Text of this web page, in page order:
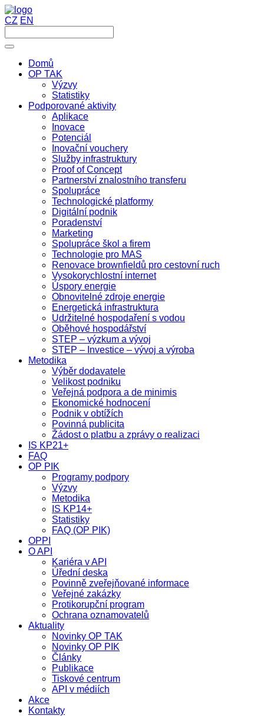
CZ EN
Domů
OP TAK
Výzvy
Statistiky
Podporované aktivity
Aplikace
Inovace
Potenciál
Inovační vouchery
Služby infrastruktury
Proof of Concept
Partnerství znalostního transferu
Spolupráce
Technologické platformy
Digitální podnik
Poradenství
Marketing
Spolupráce škol a firem
Technologie pro MAS
Renovace brownfieldů pro cestovní ruch
Vysokorychlostní internet
Úspory energie
Obnovitelné zdroje energie
Energetická infrastruktura
Udržitelné hospodaření s vodou
Oběhové hospodářství
STEP – výzkum a vývoj
STEP – Investice – vývoj a výroba
Metodika
Výběr dodavatele
Velikost podniku
Veřejná podpora a de minimis
Ekonomické hodnocení
Podnik v obtížích
Povinná publicita
Žádost o platbu a zprávy o realizaci
IS KP21+
FAQ
OP PIK
Programy podpory
Výzvy
Metodika
IS KP14+
Statistiky
FAQ (OP PIK)
OPPI
O API
Kariéra v API
Úřední deska
Povinně zveřejňované informace
Veřejné zakázky
Protikorupční program
Ochrana oznamovatelů
Aktuality
Novinky OP TAK
Novinky OP PIK
Články
Publikace
Tiskové centrum
API v médiích
Akce
Kontakty